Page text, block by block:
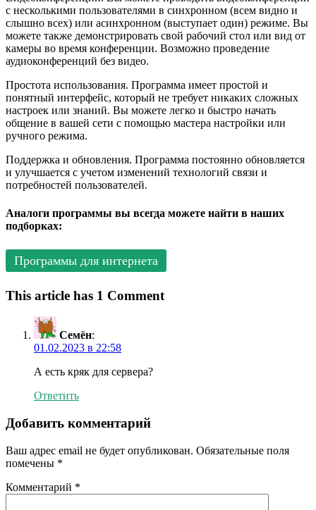
с несколькими пользователями в синхронном (всем видно и
слышно всех) или асинхронном (выступает один) режиме. Вы
можете также демонстрировать свой рабочий стол или вид от
камеры во время конференции. Возможно проведение
аудиоконференций без видео.
Простота использования. Программа имеет простой и
понятный интерфейс, который не требует никаких сложных
настроек или знаний. Вы можете легко и быстро начать
общение в вашей сети с помощью мастера настройки или
ручного режима.
Поддержка и обновления. Программа постоянно обновляется
и улучшается с учетом изменений технологий связи и
потребностей пользователей.
Аналоги программы вы всегда можете найти в наших
подборках:
Программы для интернета
This article has 1 Comment
Семён:
01.02.2023 в 22:58
А есть кряк для сервера?
Ответить
Добавить комментарий
Ваш адрес email не будет опубликован. Обязательные поля
помечены *
Комментарий *